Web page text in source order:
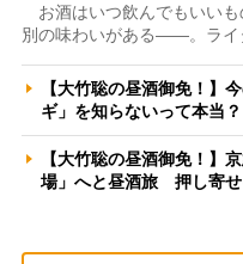
お酒はいつ飲んでもいいも
別の味わいがある――。ライ
【大竹聡の昼酒御免！】
ギ」を知らないって本
【大竹聡の昼酒御免！】
場」へと昼酒旅 押し寄